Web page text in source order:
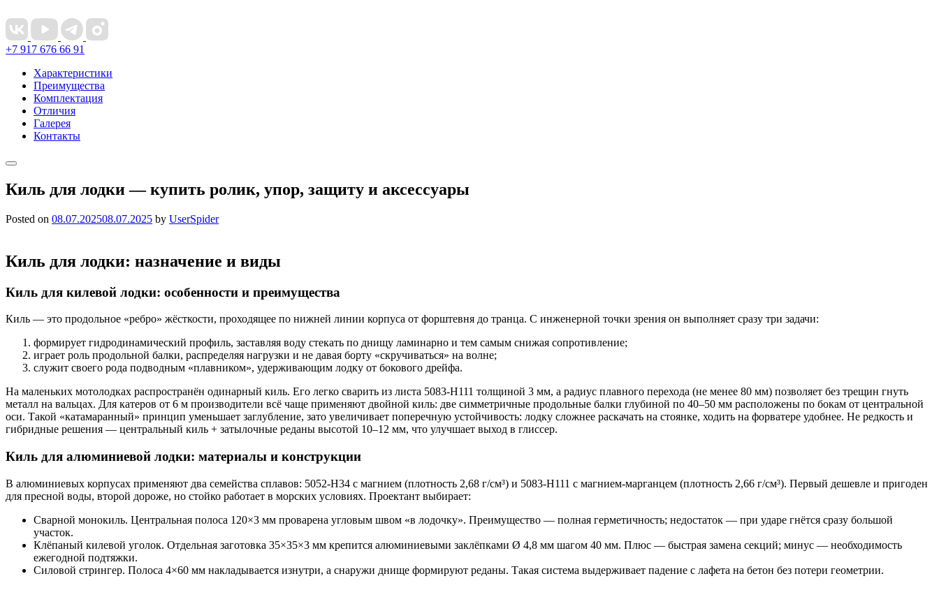
+7 917 676 66 91
Характеристики
Преимущества
Комплектация
Отличия
Галерея
Контакты
Киль для лодки — купить ролик, упор, защиту и аксессуары
Posted on 08.07.202508.07.2025 by UserSpider
Киль для лодки: назначение и виды
Киль для килевой лодки: особенности и преимущества
Киль — это продольное «ребро» жёсткости, проходящее по нижней линии корпуса от форштевня до транца. С инженерной точки зрения он выполняет сразу три задачи:
формирует гидродинамический профиль, заставляя воду стекать по днищу ламинарно и тем самым снижая сопротивление;
играет роль продольной балки, распределяя нагрузки и не давая борту «скручиваться» на волне;
служит своего рода подводным «плавником», удерживающим лодку от бокового дрейфа.
На маленьких мотолодках распространён одинарный киль. Его легко сварить из листа 5083-H111 толщиной 3 мм, а радиус плавного перехода (не менее 80 мм) позволяет без трещин гнуть
металл на вальцах. Для катеров от 6 м производители всё чаще применяют двойной киль: две симметричные продольные балки глубиной по 40–50 мм расположены по бокам от центральной
оси. Такой «катамаранный» принцип уменьшает заглубление, зато увеличивает поперечную устойчивость: лодку сложнее раскачать на стоянке, ходить на форватере удобнее. Не редкость и
гибридные решения — центральный киль + затылочные реданы высотой 10–12 мм, что улучшает выход в глиссер.
Киль для алюминиевой лодки: материалы и конструкции
В алюминиевых корпусах применяют два семейства сплавов: 5052-H34 с магнием (плотность 2,68 г/см³) и 5083-H111 с магнием-марганцем (плотность 2,66 г/см³). Первый дешевле и пригоден
для пресной воды, второй дороже, но стойко работает в морских условиях. Проектант выбирает:
Сварной монокиль. Центральная полоса 120×3 мм проварена угловым швом «в лодочку». Преимущество — полная герметичность; недостаток — при ударе гнётся сразу большой
участок.
Клёпаный килевой уголок. Отдельная заготовка 35×35×3 мм крепится алюминиевыми заклёпками Ø 4,8 мм шагом 40 мм. Плюс — быстрая замена секций; минус — необходимость
ежегодной подтяжки.
Силовой стрингер. Полоса 4×60 мм накладывается изнутри, а снаружи днище формируют реданы. Такая система выдерживает падение с лафета на бетон без потери геометрии.